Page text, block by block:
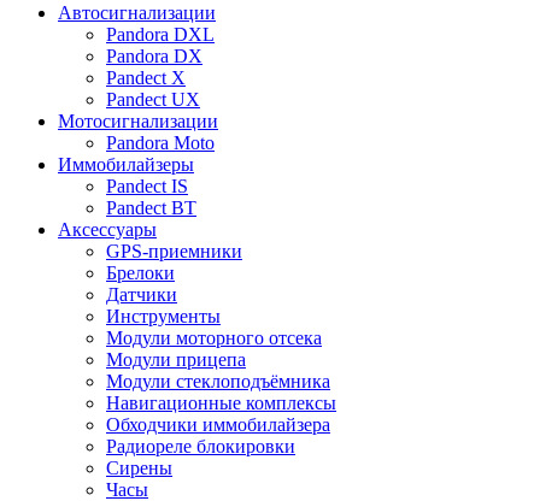
Автосигнализации
Pandora DXL
Pandora DX
Pandect X
Pandect UX
Мотосигнализации
Pandora Moto
Иммобилайзеры
Pandect IS
Pandect BT
Аксессуары
GPS-приемники
Брелоки
Датчики
Инструменты
Модули моторного отсека
Модули прицепа
Модули стеклоподъёмника
Навигационные комплексы
Обходчики иммобилайзера
Радиореле блокировки
Сирены
Часы